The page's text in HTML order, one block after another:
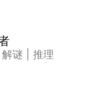
解谜
推理